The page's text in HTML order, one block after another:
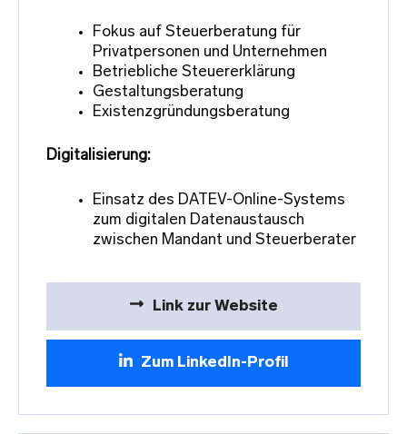
Fokus auf Steuerberatung für
Privatpersonen und Unternehmen
Betriebliche Steuererklärung
Gestaltungsberatung
Existenzgründungsberatung
Digitalisierung:
Einsatz des DATEV-Online-Systems
zum digitalen Datenaustausch
zwischen Mandant und Steuerberater
Link zur Website
Zum LinkedIn-Profil